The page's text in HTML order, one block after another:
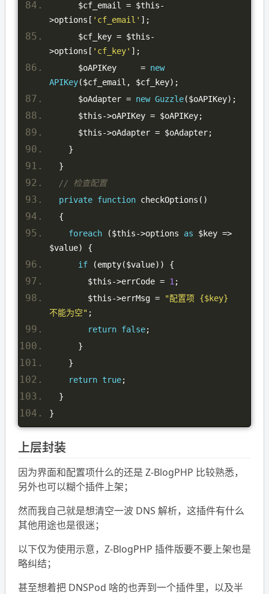
      $cf_email
= $this-
>options [ 'cf_email' ];
      $cf_key
= $this-
>options [ 'cf_key' ];
      $oAPIKey
= new
APIKey($cf_email , $cf_key);
      $oAdapter
= new Guzzle($oAPIKey);
      $this
->oAPIKey = $oAPIKey;
      $this
->oAdapter = $oAdapter;
}
}
// 检查配置
private function checkOptions ()
{
foreach
($this->options as $key =>
$value)
{
if
(empty($value))
{
        $this
->errCode = 1;
        $this
->errMsg =
"配置项 {$key}
不能为空" ;
return false;
}
}
return true;
}
}
上层封装
因为界面和配置项什么的还是 Z-BlogPHP 比较熟悉，
另外也可以糊个插件上架；
然而我自己就是想清空一波 DNS 解析，这插件有什么
其他用途也是很迷；
以下仅为使用示意，Z-BlogPHP 插件版要不要上架也是
略纠结；
甚至想着把 DNSPod 啥的也弄到一个插件里，以及半